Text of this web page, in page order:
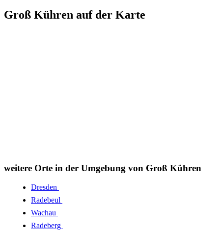
Groß Kühren auf der Karte
weitere Orte in der Umgebung von Groß Kühren
Dresden
Radebeul
Wachau
Radeberg